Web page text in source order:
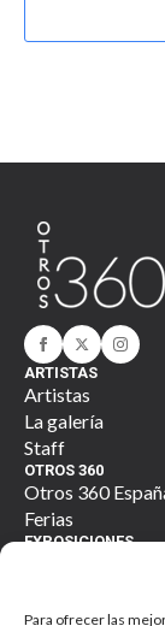
Para ofrecer las
ARTISTAS
Artistas
La galería
Staff
OTROS 360
Otros 360
Ferias
EXPOSICIONES
TIENDA